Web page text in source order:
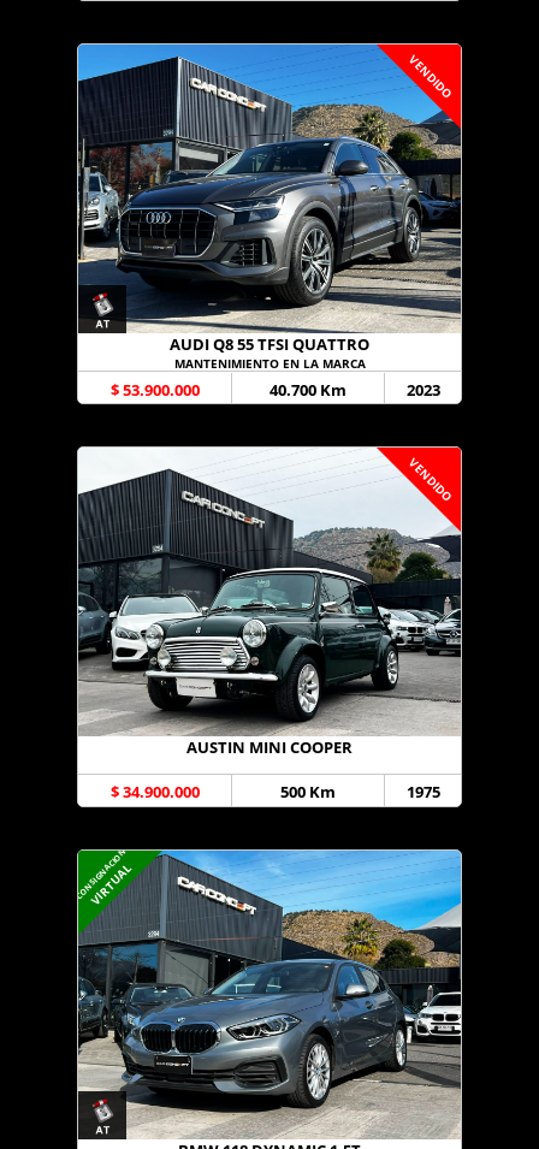
VENDIDO
AUDI Q8 55 TFSI QUATTRO
MANTENIMIENTO EN LA MARCA
$ 53.900.000 40.700 Km 2023
VENDIDO
AUSTIN MINI COOPER
$ 34.900.000 500 Km 1975
CONSIGNACION
VIRTUAL